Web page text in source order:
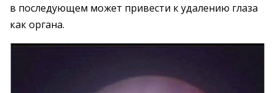
в последующем может привести к удалению глаза
как органа.